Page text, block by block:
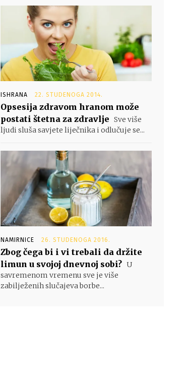
ISHRANA 22. STUDENOGA 2014.
Opsesija zdravom hranom može
postati štetna za zdravlje Sve više
ljudi sluša savjete liječnika i odlučuje se...
NAMIRNICE 26. STUDENOGA 2016.
Zbog čega bi i vi trebali da držite
limun u svojoj dnevnoj sobi? U
savremenom vremenu sve je više
zabilježenih slučajeva borbe...